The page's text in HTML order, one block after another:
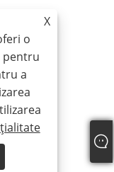
X
o
pentru
a